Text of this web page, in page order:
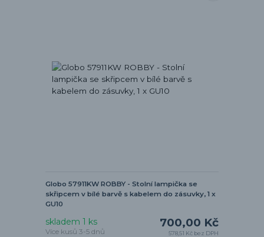
Globo 57911KW ROBBY - Stolní lampička se
skřipcem v bílé barvě s kabelem do zásuvky, 1 x
GU10
700,00 Kč
578,51 Kč bez DPH
skladem 1 ks
Více kusů 3-5 dnů